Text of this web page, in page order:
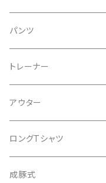
BASEBALL CAP
２tone
PIGMENT
COTTON
２WAY
SHOLDER
キーホルダー
パンツ
トレーナー
アウター
ロングTシャツ
成豚式